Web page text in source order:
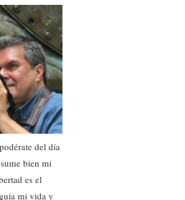
del día
bien mi
es el
mi vida y